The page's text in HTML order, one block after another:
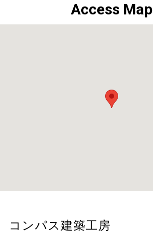
Access Map
コンパス建築工房